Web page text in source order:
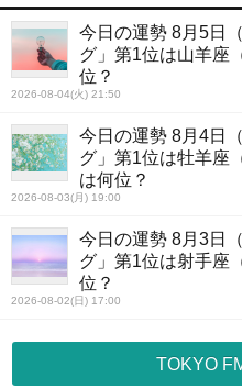
今日の運勢 8月5日
グ」第1位は山羊座
位？
2026-08-04(火) 21:50
今日の運勢 8月4日
グ」第1位は牡羊座
は何位？
2026-08-03(月) 19:00
今日の運勢 8月3日
グ」第1位は射手座
位？
2026-08-02(日) 17:00
TOKYO